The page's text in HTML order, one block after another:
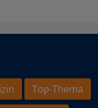
Top-Thema